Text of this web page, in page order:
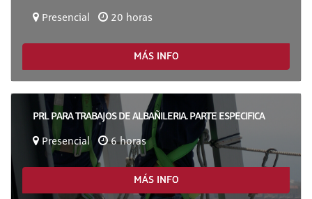
Presencial 20 horas
MÁS INFO
PRL PARA TRABAJOS DE ALBAÑILERIA. PARTE ESPECIFICA
Presencial 6 horas
MÁS INFO